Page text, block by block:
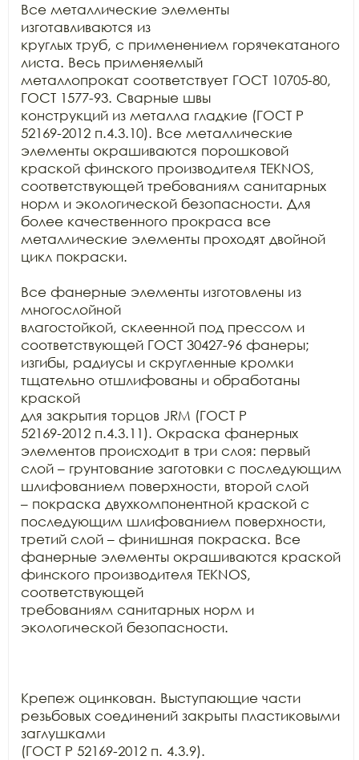
Все металлические элементы
изготавливаются из
круглых труб, с применением горячекатаного
листа. Весь применяемый
металлопрокат соответствует ГОСТ 10705-80,
ГОСТ 1577-93. Сварные швы
конструкций из металла гладкие (ГОСТ Р
52169-2012 п.4.3.10). Все металлические
элементы окрашиваются порошковой
краской финского производителя TEKNOS,
соответствующей требованиям санитарных
норм и экологической безопасности. Для
более качественного прокраса все
металлические элементы проходят двойной
цикл покраски.
Все фанерные элементы изготовлены из
многослойной
влагостойкой, склеенной под прессом и
соответствующей ГОСТ 30427-96 фанеры;
изгибы, радиусы и скругленные кромки
тщательно отшлифованы и обработаны
краской
для закрытия торцов JRM (ГОСТ Р
52169-2012 п.4.3.11). Окраска фанерных
элементов происходит в три слоя: первый
слой – грунтование заготовки с последующим
шлифованием поверхности, второй слой
– покраска двухкомпонентной краской с
последующим шлифованием поверхности,
третий слой – финишная покраска. Все
фанерные элементы окрашиваются краской
финского производителя TEKNOS,
соответствующей
требованиям санитарных норм и
экологической безопасности.
Крепеж оцинкован. Выступающие части
резьбовых соединений закрыты пластиковыми
заглушками
(ГОСТ Р 52169-2012 п. 4.3.9).